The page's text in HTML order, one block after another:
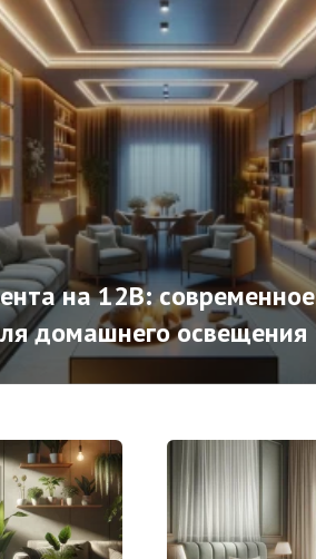
на 12В: современное
домашнего освещения